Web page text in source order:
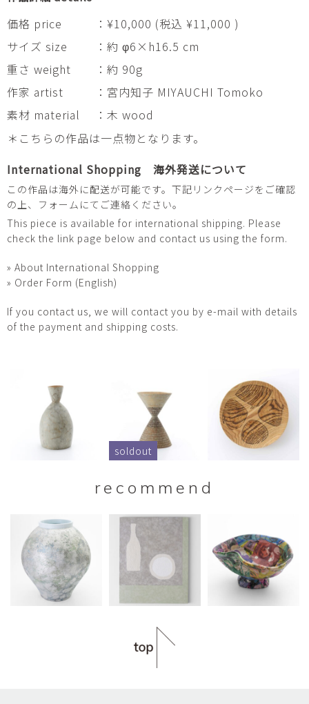
価格 price
：¥10,000 (税込 ¥11,000 )
サイズ size
：約 φ6×h16.5 cm
重さ weight
：約 90g
作家 artist
：宮内知子 MIYAUCHI Tomoko
素材 material
：木 wood
＊こちらの作品は一点物となります。
International Shopping 海外発送について
この作品は海外に配送が可能です。下記リンクページをご確認
の上、フォームにてご連絡ください。
This piece is available for international shipping. Please
check the link page below and contact us using the form.
» About International Shopping
» Order Form (English)
If you contact us, we will contact you by e-mail with details
of the payment and shipping costs.
soldout
recommend